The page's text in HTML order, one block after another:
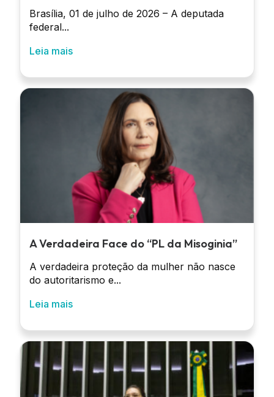
Brasília, 01 de julho de 2026 – A deputada
federal...
Leia mais
A Verdadeira Face do “PL da Misoginia”
A verdadeira proteção da mulher não nasce
do autoritarismo e...
Leia mais